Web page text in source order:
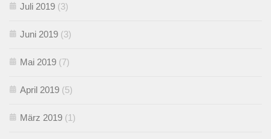
Juli 2019 (3)
Juni 2019 (3)
Mai 2019 (7)
April 2019 (5)
März 2019 (1)